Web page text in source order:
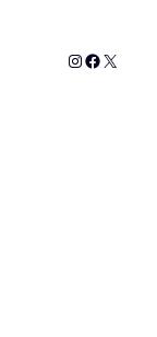
Instagram
X